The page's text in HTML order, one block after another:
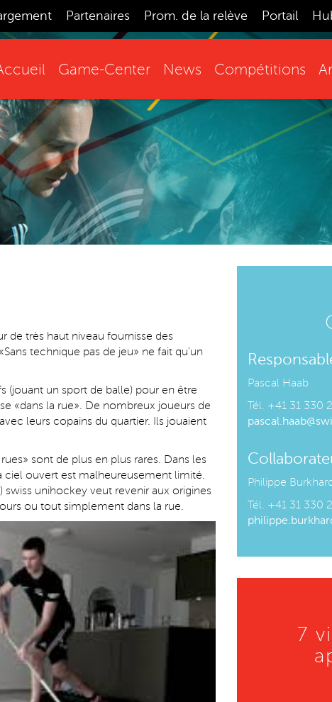
Partenaires Prom. de la relève Portail
Game-Center News Compétitions
de très haut niveau fournisse des
technique pas de jeu» ne fait qu’un
(jouant un sport de balle) pour en être
«dans la rue». De nombreux joueurs de
leurs copains du quartier. Ils jouaient
sont de plus en plus rares. Dans les
ciel ouvert est malheureusement limité.
unihockey veut revenir aux origines
ou tout simplement dans la rue.
Pascal Haab
Tél. +41 31 330
Philippe
Tél. +41 31 330
7